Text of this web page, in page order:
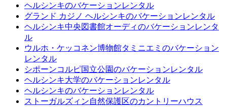
ヘルシンキのバケーションレンタル
グランド カジノ ヘルシンキのバケーションレンタル
ヘルシンキ中央図書館オーディのバケーションレンタ
ル
ウルホ・ケッコネン博物館タミニエミのバケーション
レンタル
シポーンコルピ国立公園のバケーションレンタル
ヘルシンキ大学のバケーションレンタル
ヘルシンキのバケーションレンタル
ストーガルズィン自然保護区のカントリーハウス